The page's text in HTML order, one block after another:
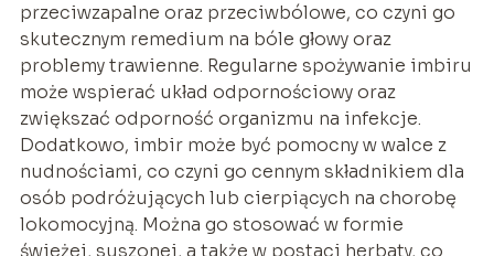
przeciwzapalne oraz przeciwbólowe, co czyni go
skutecznym remedium na bóle głowy oraz
problemy trawienne. Regularne spożywanie imbiru
może wspierać układ odpornościowy oraz
zwiększać odporność organizmu na infekcje.
Dodatkowo, imbir może być pomocny w walce z
nudnościami, co czyni go cennym składnikiem dla
osób podróżujących lub cierpiących na chorobę
lokomocyjną. Można go stosować w formie
świeżej, suszonej, a także w postaci herbaty, co